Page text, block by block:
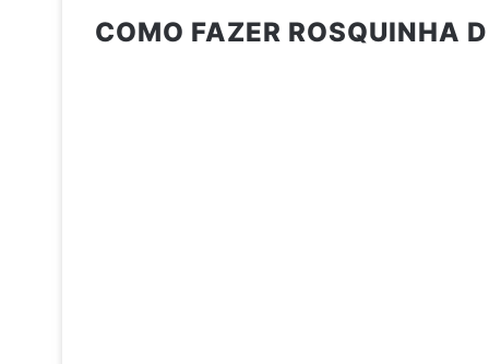
COMO FAZER ROSQUINHA